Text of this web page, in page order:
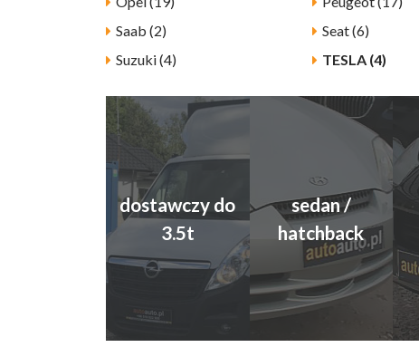
Saab (2)
Seat (6)
Suzuki (4)
TESLA (4)
dostawczy do
3.5t
sedan /
hatchback